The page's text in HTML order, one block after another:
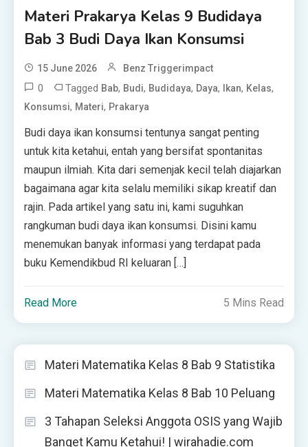
Materi Prakarya Kelas 9 Budidaya
Bab 3 Budi Daya Ikan Konsumsi
15 June 2026 Benz Triggerimpact
0 Tagged Bab, Budi, Budidaya, Daya, Ikan, Kelas,
Konsumsi, Materi, Prakarya
Budi daya ikan konsumsi tentunya sangat penting
untuk kita ketahui, entah yang bersifat spontanitas
maupun ilmiah. Kita dari semenjak kecil telah diajarkan
bagaimana agar kita selalu memiliki sikap kreatif dan
rajin. Pada artikel yang satu ini, kami suguhkan
rangkuman budi daya ikan konsumsi. Disini kamu
menemukan banyak informasi yang terdapat pada
buku Kemendikbud RI keluaran […]
Read More 5 Mins Read
Materi Matematika Kelas 8 Bab 9 Statistika
Materi Matematika Kelas 8 Bab 10 Peluang
3 Tahapan Seleksi Anggota OSIS yang Wajib
Banget Kamu Ketahui! | wirahadie.com